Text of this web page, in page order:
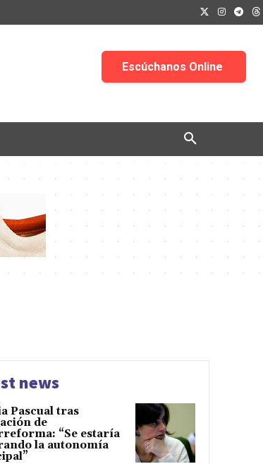
news
Pascual tras
de
“Se estaría
la autonomía